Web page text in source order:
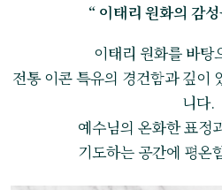
“ 이태리 원화의 감
이태리 원화를 바탕
전통 이콘 특유의 경건함과 깊이
니다.
예수님의 온화한 표정
기도하는 공간에 평온